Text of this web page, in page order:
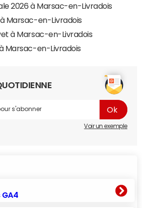
2026 à Marsac-en-Livradois
Marsac-en-Livradois
à Marsac-en-Livradois
Marsac-en-Livradois
Voir un exemple